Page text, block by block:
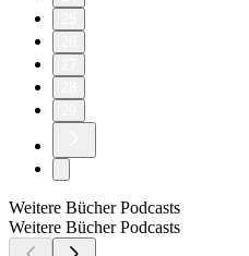
Weitere Bücher Podcasts
Weitere Bücher Podcasts